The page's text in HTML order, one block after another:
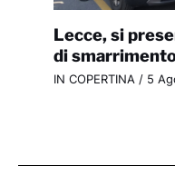
Lecce, si
di
IN COPERTINA/ 5